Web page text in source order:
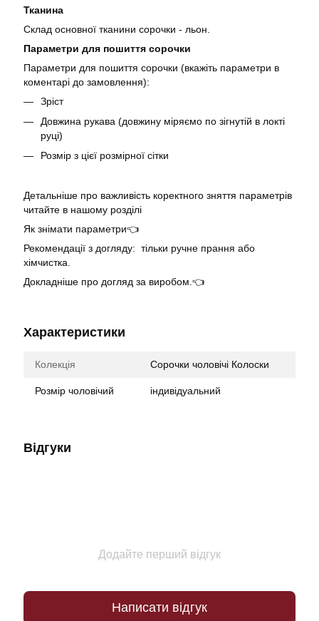
Тканина
Склад основної тканини сорочки - льон.
Параметри для пошиття сорочки
Параметри для пошиття сорочки (вкажіть параметри в
коментарі до замовлення):
Зріст
Довжина рукава (довжину міряємо по зігнутій в локті
руці)
Розмір з цієї розмірної сітки
Детальніше про важливість коректного зняття параметрів
читайте в нашому розділі
Як знімати параметри👈
Рекомендації з догляду: тільки ручне прання або
хімчистка.
Докладніше про догляд за виробом.👈
Характеристики
Колекція Сорочки чоловічі Колоски
Розмір чоловічий індивідуальний
Відгуки
Додайте перший відгук
Написати відгук